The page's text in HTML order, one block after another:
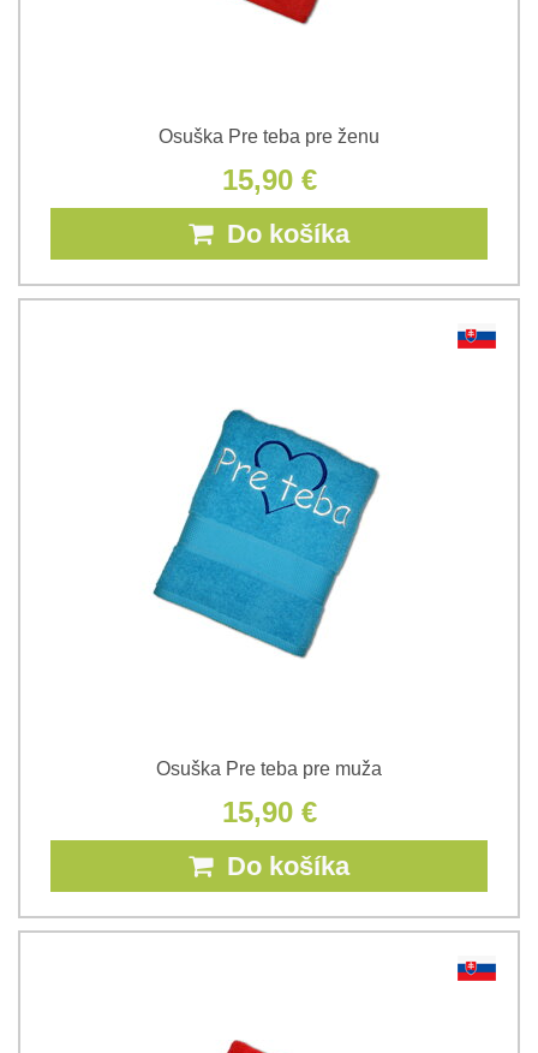
Osuška Pre teba pre ženu
15,90 €
Do košíka
Osuška Pre teba pre muža
15,90 €
Do košíka